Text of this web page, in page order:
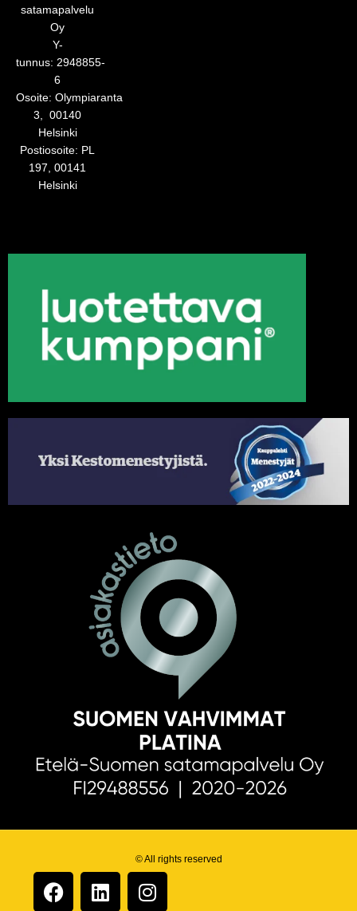
satamapalvelu
Oy
Y-
tunnus: 2948855-
6
Osoite: Olympiaranta
3,00140
Helsinki
Postiosoite: PL
197, 00141
Helsinki
© All rights reserved